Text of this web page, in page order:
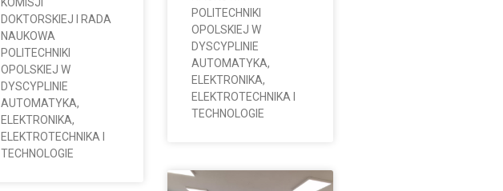
DOKTORSKIEJ I RADA
NAUKOWA
POLITECHNIKI
OPOLSKIEJ W
DYSCYPLINIE
AUTOMATYKA,
ELEKTRONIKA,
ELEKTROTECHNIKA I
TECHNOLOGIE
POLITECHNIKI
OPOLSKIEJ W
DYSCYPLINIE
AUTOMATYKA,
ELEKTRONIKA,
ELEKTROTECHNIKA I
TECHNOLOGIE